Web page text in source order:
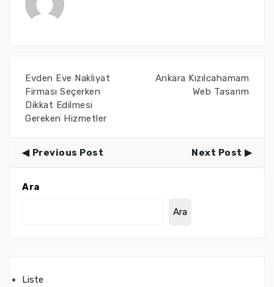
Evden Eve Nakliyat
Firması Seçerken
Dikkat Edilmesi
Gereken Hizmetler
Ankara Kızılcahamam
Web Tasarım
Previous Post Next Post
Ara
Ara
Liste